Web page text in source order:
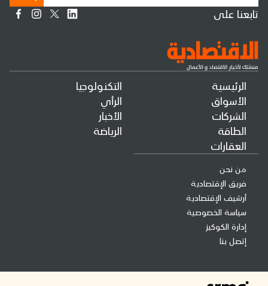
الرئيسية
الأسواق
الشركات
الطاقة
العقارات
التكنولوجيا
الرأي
الأخبار
الرياضة
من نحن
فريق الإقتصادية
أرشيف الإقتصادية
سياسة الخصوصية
إدارة الكوكيز
إتصل بنا
تابعنا على